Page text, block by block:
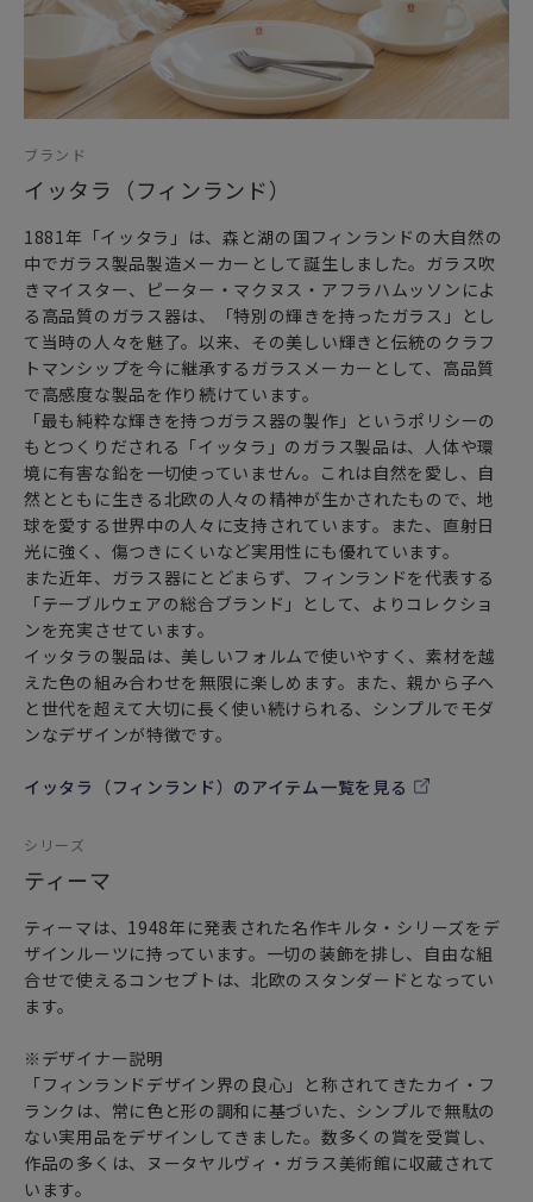
ブランド
イッタラ（フィンランド）
1881年「イッタラ」は、森と湖の国フィンランドの大自然の
中でガラス製品製造メーカーとして誕生しました。ガラス吹
きマイスター、ピーター・マクヌス・アフラハムッソンによ
る高品質のガラス器は、「特別の輝きを持ったガラス」とし
て当時の人々を魅了。以来、その美しい輝きと伝統のクラフ
トマンシップを今に継承するガラスメーカーとして、高品質
で高感度な製品を作り続けています。
「最も純粋な輝きを持つガラス器の製作」というポリシーの
もとつくりだされる「イッタラ」のガラス製品は、人体や環
境に有害な鉛を一切使っていません。これは自然を愛し、自
然とともに生きる北欧の人々の精神が生かされたもので、地
球を愛する世界中の人々に支持されています。また、直射日
光に強く、傷つきにくいなど実用性にも優れています。
また近年、ガラス器にとどまらず、フィンランドを代表する
「テーブルウェアの総合ブランド」として、よりコレクショ
ンを充実させています。
イッタラの製品は、美しいフォルムで使いやすく、素材を越
えた色の組み合わせを無限に楽しめます。また、親から子へ
と世代を超えて大切に長く使い続けられる、シンプルでモダ
ンなデザインが特徴です。
イッタラ（フィンランド）のアイテム一覧を見る
シリーズ
ティーマ
ティーマは、1948年に発表された名作キルタ・シリーズをデ
ザインルーツに持っています。一切の装飾を排し、自由な組
合せで使えるコンセプトは、北欧のスタンダードとなってい
ます。
※デザイナー説明
「フィンランドデザイン界の良心」と称されてきたカイ・フ
ランクは、常に色と形の調和に基づいた、シンプルで無駄の
ない実用品をデザインしてきました。数多くの賞を受賞し、
作品の多くは、ヌータヤルヴィ・ガラス美術館に収蔵されて
います。